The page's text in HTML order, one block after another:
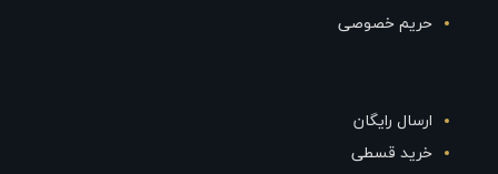
حریم خصوصی
ارسال رایگان
خرید قسطی